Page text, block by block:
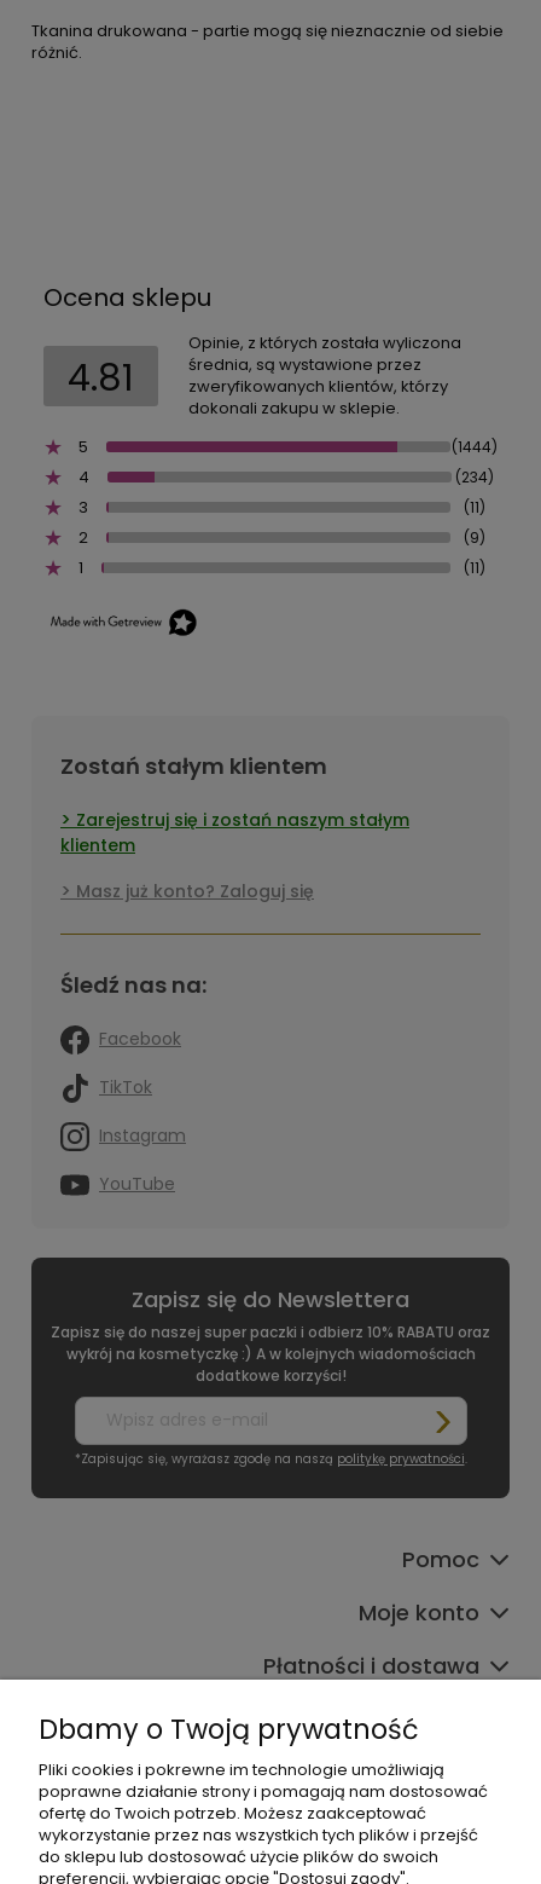
Tkanina drukowana - partie mogą się nieznacznie od siebie
różnić.
Ocena sklepu
4.81
Opinie, z których została wyliczona
średnia, są wystawione przez
zweryfikowanych klientów, którzy
dokonali zakupu w sklepie.
5
(1444)
4 (234)
3 (11)
2 (9)
1 (11)
Zostań stałym klientem
Zarejestruj się i zostań naszym stałym
klientem
Masz już konto? Zaloguj się
Śledź nas na:
Facebook
TikTok
Instagram
YouTube
Zapisz się do Newslettera
Zapisz się do naszej super paczki i odbierz 10% RABATU oraz
wykrój na kosmetyczkę :) A w kolejnych wiadomościach
dodatkowe korzyści!
*Zapisując się, wyrażasz zgodę na naszą politykę prywatności.
Pomoc
Moje konto
Płatności i dostawa
Informacje
O nas
Dbamy o Twoją prywatność
Pliki cookies i pokrewne im technologie umożliwiają
poprawne działanie strony i pomagają nam dostosować
ofertę do Twoich potrzeb. Możesz zaakceptować
wykorzystanie przez nas wszystkich tych plików i przejść
do sklepu lub dostosować użycie plików do swoich
preferencji, wybierając opcję "Dostosuj zgody".